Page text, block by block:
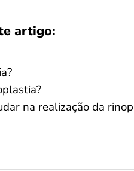
artigo:
na realização da